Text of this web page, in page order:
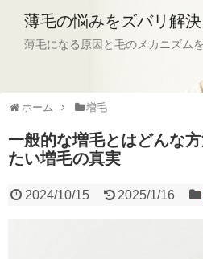
薄毛の悩みをズバリ解決
薄毛になる原因と毛のメカニズム
ホーム 増毛
一般的な増毛とはどんな
たい増毛の真実
2024/10/15 2025/1/16